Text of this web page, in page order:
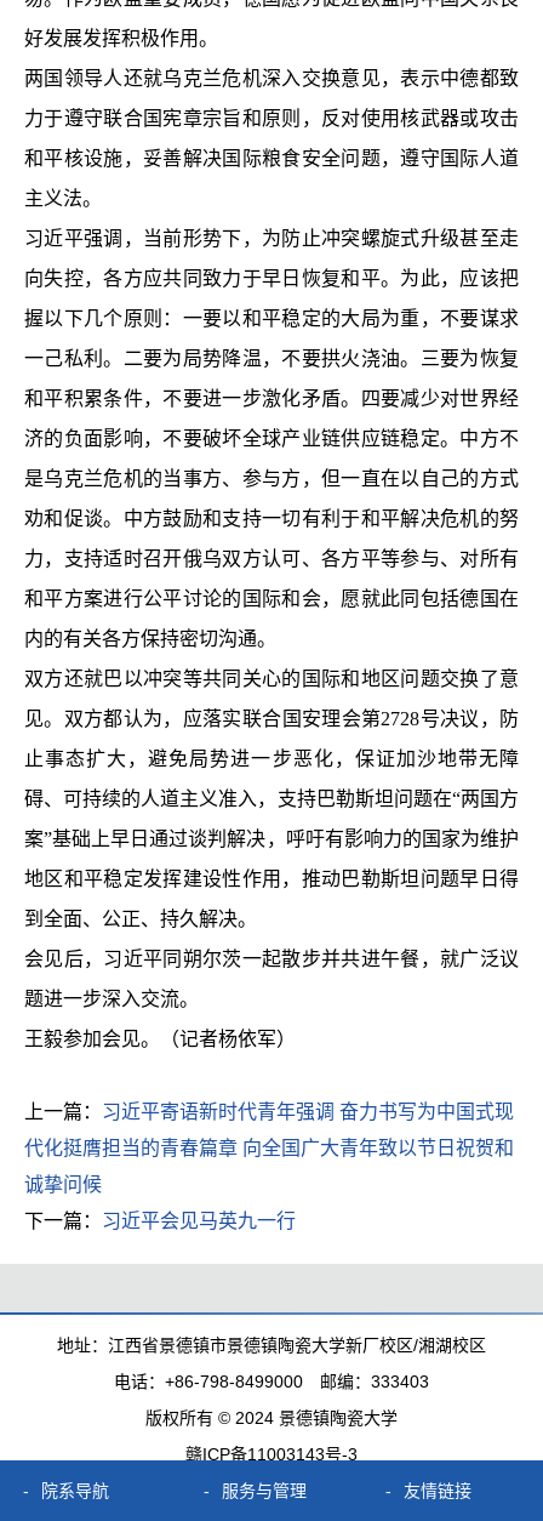
好发展发挥积极作用。
两国领导人还就乌克兰危机深入交换意见，表示中德都致
力于遵守联合国宪章宗旨和原则，反对使用核武器或攻击
和平核设施，妥善解决国际粮食安全问题，遵守国际人道
主义法。
习近平强调，当前形势下，为防止冲突螺旋式升级甚至走
向失控，各方应共同致力于早日恢复和平。为此，应该把
握以下几个原则：一要以和平稳定的大局为重，不要谋求
一己私利。二要为局势降温，不要拱火浇油。三要为恢复
和平积累条件，不要进一步激化矛盾。四要减少对世界经
济的负面影响，不要破坏全球产业链供应链稳定。中方不
是乌克兰危机的当事方、参与方，但一直在以自己的方式
劝和促谈。中方鼓励和支持一切有利于和平解决危机的努
力，支持适时召开俄乌双方认可、各方平等参与、对所有
和平方案进行公平讨论的国际和会，愿就此同包括德国在
内的有关各方保持密切沟通。
双方还就巴以冲突等共同关心的国际和地区问题交换了意
见。双方都认为，应落实联合国安理会第2728号决议，防
止事态扩大，避免局势进一步恶化，保证加沙地带无障
碍、可持续的人道主义准入，支持巴勒斯坦问题在“两国方
案”基础上早日通过谈判解决，呼吁有影响力的国家为维护
地区和平稳定发挥建设性作用，推动巴勒斯坦问题早日得
到全面、公正、持久解决。
会见后，习近平同朔尔茨一起散步并共进午餐，就广泛议
题进一步深入交流。
王毅参加会见。（记者杨依军）
上一篇： 习近平寄语新时代青年强调 奋力书写为中国式现
代化挺膺担当的青春篇章 向全国广大青年致以节日祝贺和
诚挚问候
下一篇： 习近平会见马英九一行
院系导航 服务与管理 友情链接
地址：江西省景德镇市景德镇陶瓷大学新厂校区/湘湖校区
电话：+86-798-8499000 邮编：333403
版权所有 © 2024 景德镇陶瓷大学
赣ICP备11003143号-3